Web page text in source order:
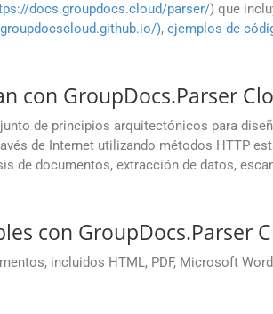
docs.groupdocs.cloud/parser/) que
), ejemplos de
con GroupDocs.Parser
de principios arquitectónicos para
de Internet utilizando métodos HTTP
de documentos, extracción de datos,
con GroupDocs.Parser
incluidos HTML, PDF, Microsoft Word